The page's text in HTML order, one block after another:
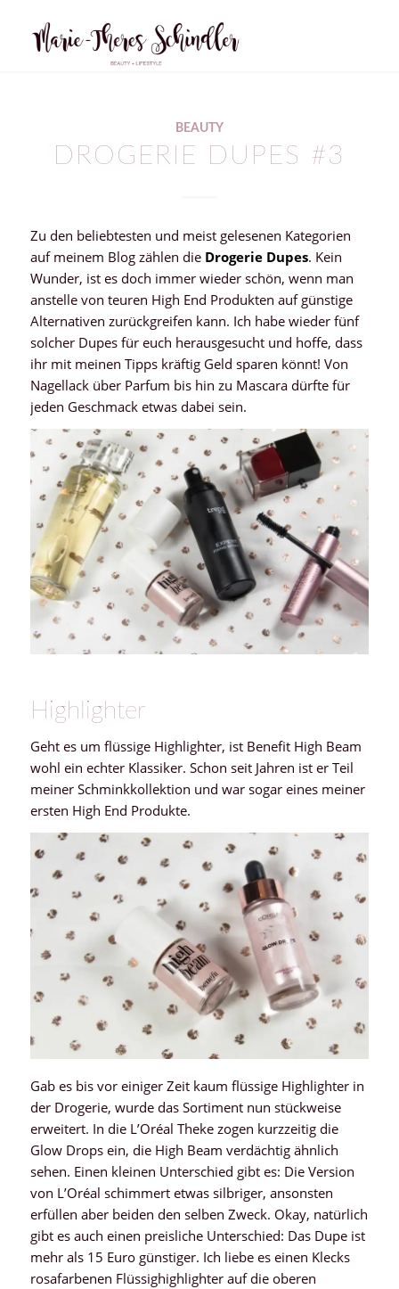
BEAUTY
DROGERIE DUPES #3
Zu den beliebtesten und meist gelesenen Kategorien
auf meinem Blog zählen die Drogerie Dupes. Kein
Wunder, ist es doch immer wieder schön, wenn man
anstelle von teuren High End Produkten auf günstige
Alternativen zurückgreifen kann. Ich habe wieder fünf
solcher Dupes für euch herausgesucht und hoffe, dass
ihr mit meinen Tipps kräftig Geld sparen könnt! Von
Nagellack über Parfum bis hin zu Mascara dürfte für
jeden Geschmack etwas dabei sein.
Highlighter
Geht es um flüssige Highlighter, ist Benefit High Beam
wohl ein echter Klassiker. Schon seit Jahren ist er Teil
meiner Schminkkollektion und war sogar eines meiner
ersten High End Produkte.
Gab es bis vor einiger Zeit kaum flüssige Highlighter in
der Drogerie, wurde das Sortiment nun stückweise
erweitert. In die L’Oréal Theke zogen kurzzeitig die
Glow Drops ein, die High Beam verdächtig ähnlich
sehen. Einen kleinen Unterschied gibt es: Die Version
von L’Oréal schimmert etwas silbriger, ansonsten
erfüllen aber beiden den selben Zweck. Okay, natürlich
gibt es auch einen preisliche Unterschied: Das Dupe ist
mehr als 15 Euro günstiger. Ich liebe es einen Klecks
rosafarbenen Flüssighighlighter auf die oberen